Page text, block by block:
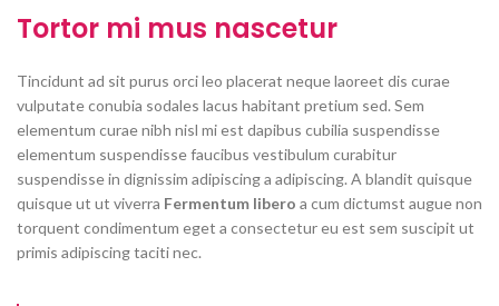
Tortor mi mus nascetur
Tincidunt ad sit purus orci leo placerat neque laoreet dis curae
vulputate conubia sodales lacus habitant pretium sed. Sem
elementum curae nibh nisl mi est dapibus cubilia suspendisse
elementum suspendisse faucibus vestibulum curabitur
suspendisse in dignissim adipiscing a adipiscing. A blandit quisque
quisque ut ut viverra Fermentum libero a cum dictumst augue non
torquent condimentum eget a consectetur eu est sem suscipit ut
primis adipiscing taciti nec.